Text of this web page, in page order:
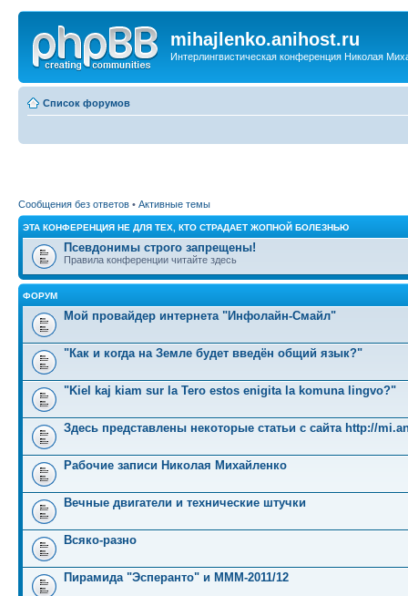
mihajlenko.anihost.ru
Интерлингвистическая конференция Николая
Список форумов
Сообщения без ответов • Активные темы
ЭТА КОНФЕРЕНЦИЯ НЕ ДЛЯ ТЕХ, КТО СТРАДАЕТ ЖОПНОЙ БОЛЕЗНЬЮ
Псевдонимы строго запрещены!
Правила конференции читайте здесь
ФОРУМ
Мой провайдер интернета "Инфолайн-Смайл"
"Как и когда на Земле будет введён общий язык?"
"Kiel kaj kiam sur la Tero estos enigita la komuna lingvo?"
Здесь представлены некоторые статьи с сайта http://
Рабочие записи Николая Михайленко
Вечные двигатели и технические штучки
Всяко-разно
Пирамида "Эсперанто" и MMM-2011/12